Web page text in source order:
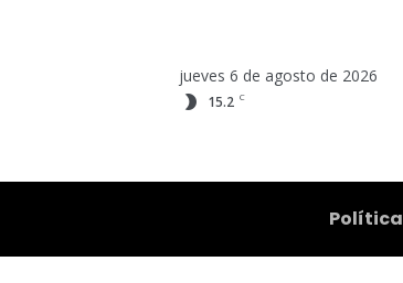
jueves 6 de agosto de 2026
15.2 C
Política